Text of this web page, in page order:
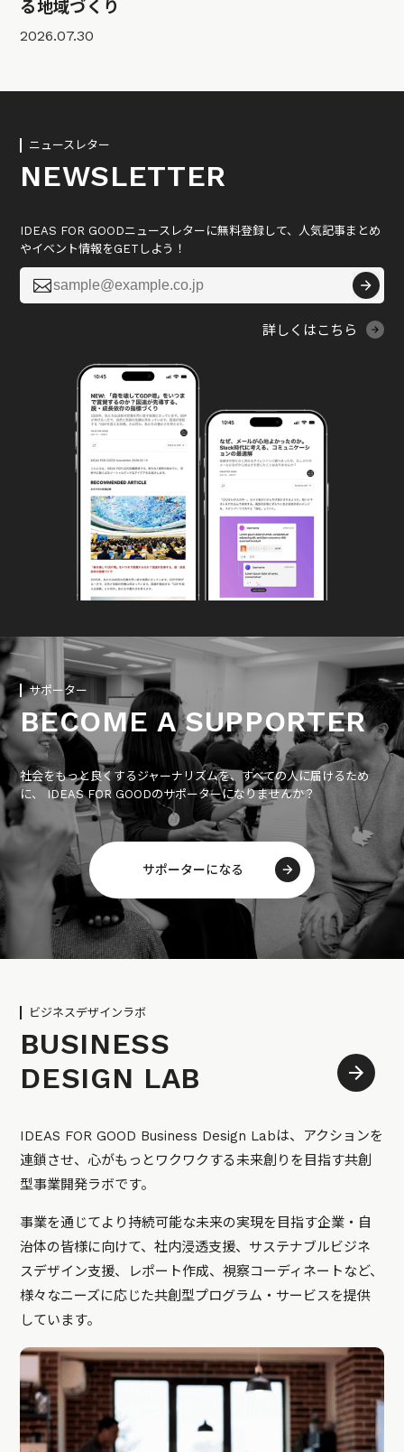
る地域づくり
2026.07.30
ニュースレター
NEWSLETTER
IDEAS FOR GOODニュースレターに無料登録して、人気記事まとめ
やイベント情報をGETしよう！

詳しくはこちら
サポーター
BECOME A SUPPORTER
社会をもっと良くするジャーナリズムを、すべての人に届けるため
に、 IDEAS FOR GOODのサポーターになりませんか？
サポーターになる
ビジネスデザインラボ
BUSINESS
DESIGN LAB
IDEAS FOR GOOD Business Design Labは、アクションを
連鎖させ、心がもっとワクワクする未来創りを目指す共創
型事業開発ラボです。
事業を通じてより持続可能な未来の実現を目指す企業・自
治体の皆様に向けて、社内浸透支援、サステナブルビジネ
スデザイン支援、レポート作成、視察コーディネートなど、
様々なニーズに応じた共創型プログラム・サービスを提供
しています。